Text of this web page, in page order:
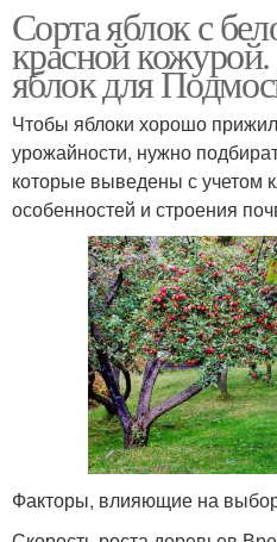
Сорта яблок с
красной
яблок для
Чтобы яблоки хорошо
урожайности, нужно
которые выведены с учетом
особенностей и строения
Факторы, влияющие на